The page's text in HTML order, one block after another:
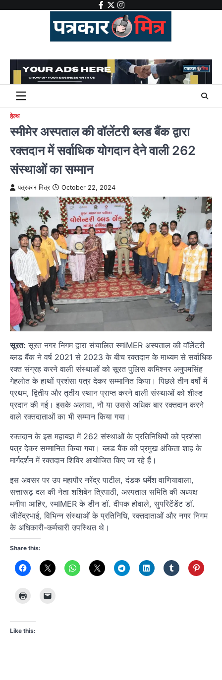
facebook
twitter
instagram
हेल्थ
स्मीमेर अस्पताल की वॉलेंटरी ब्लड बैंक द्वारा
रक्तदान में सर्वाधिक योगदान देने वाली 262
संस्थाओं का सम्मान
पत्रकार मित्र October 22, 2024
सूरत: सूरत नगर निगम द्वारा संचालित स्मIMER अस्पताल की वॉलेंटरी
ब्लड बैंक ने वर्ष 2021 से 2023 के बीच रक्तदान के माध्यम से सर्वाधिक
रक्त संग्रह करने वाली संस्थाओं को सूरत पुलिस कमिश्नर अनुपमसिंह
गेहलोत के हाथों प्रशंसा पत्र देकर सम्मानित किया। पिछले तीन वर्षों में
प्रथम, द्वितीय और तृतीय स्थान प्राप्त करने वाली संस्थाओं को शील्ड
प्रदान की गई। इसके अलावा, नौ या उससे अधिक बार रक्तदान करने
वाले रक्तदाताओं का भी सम्मान किया गया।
रक्तदान के इस महायज्ञ में 262 संस्थाओं के प्रतिनिधियों को प्रशंसा
पत्र देकर सम्मानित किया गया। ब्लड बैंक की प्रमुख अंकिता शाह के
मार्गदर्शन में रक्तदान शिविर आयोजित किए जा रहे हैं।
इस अवसर पर उप महापौर नरेंद्र पाटील, दंडक धर्मेश वाणियावाला,
सत्तारूढ़ दल की नेता शशिबेन त्रिपाठी, अस्पताल समिति की अध्यक्ष
मनीषा आहिर, स्मIMER के डीन डॉ. दीपक होवाले, सुपरिटेंडेंट डॉ.
जीतेंद्रभाई, विभिन्न संस्थाओं के प्रतिनिधि, रक्तदाताओं और नगर निगम
के अधिकारी-कर्मचारी उपस्थित थे।
Share this:
Like this: